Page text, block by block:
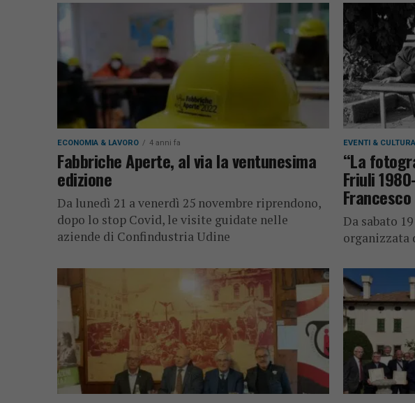
ECONOMIA & LAVORO 4 anni fa
Fabbriche Aperte, al via la ventunesima
edizione
Da lunedì 21 a venerdì 25 novembre riprendono,
dopo lo stop Covid, le visite guidate nelle
aziende di Confindustria Udine
EVENTI & CULTURA
“La
Friuli
Francesco
Da sabato
organizzata